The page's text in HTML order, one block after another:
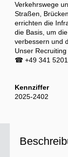
Verkehrswege
Straßen,
errichten die
die Basis, um
verbessern und
Unser
☎ +49 341
Kennziffer
2025-2402